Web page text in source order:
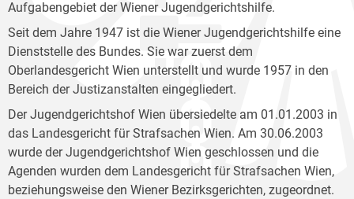
Aufgabengebiet der Wiener Jugendgerichtshilfe.
Seit dem Jahre 1947 ist die Wiener Jugendgerichtshilfe eine
Dienststelle des Bundes. Sie war zuerst dem
Oberlandesgericht Wien unterstellt und wurde 1957 in den
Bereich der Justizanstalten eingegliedert.
Der Jugendgerichtshof Wien übersiedelte am 01.01.2003 in
das Landesgericht für Strafsachen Wien. Am 30.06.2003
wurde der Jugendgerichtshof Wien geschlossen und die
Agenden wurden dem Landesgericht für Strafsachen Wien,
beziehungsweise den Wiener Bezirksgerichten, zugeordnet.